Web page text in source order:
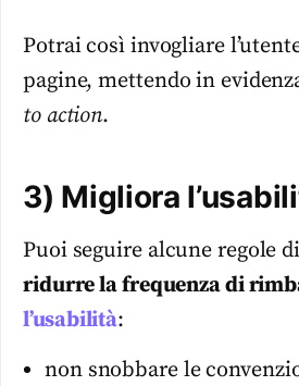
Potrai così invogliare
pagine, mettendo in
to action.
3) Migliora
Puoi seguire alcune regole
ridurre la frequenza di
l’usabilità:
non snobbare le